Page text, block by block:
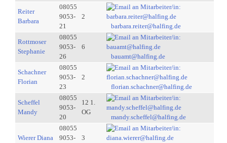
Reiter
Barbara
08055
9053-
21
2
barbara.reiter@halfing.de
Rottmoser
Stephanie
08055
9053-
26
6
bauamt@halfing.de
Schachner
Florian
08055
9053-
23
2
florian.schachner@halfing.de
Scheffel
Mandy
08055
9053-
20
12 1.
OG
mandy.scheffel@halfing.de
Wierer Diana
08055
9053-
3